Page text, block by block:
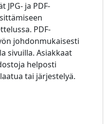
ja PDF-
PDF-
johdonmukaisesti
sivuilla. Asiakkaat
helposti
tai järjestelyä.